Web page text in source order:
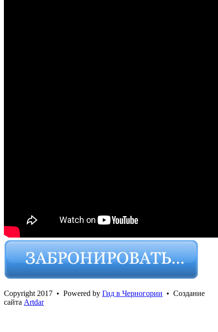
Сopyright 2017 • Powered by Гид в Черногории • Создание
сайта Artdar